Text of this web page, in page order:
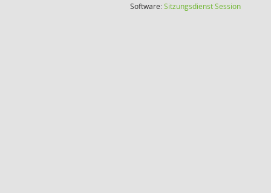
Software:SitzungsdienstSession(Wird in